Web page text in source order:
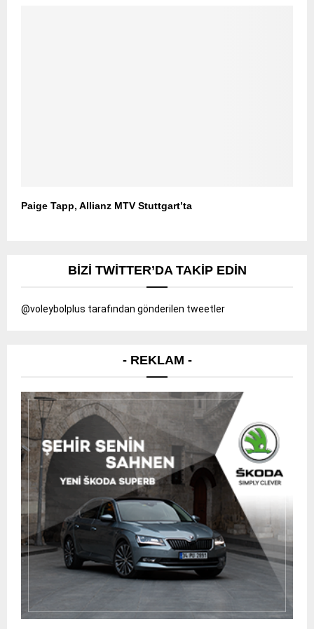
Paige Tapp, Allianz MTV Stuttgart’ta
BIZI TWITTER’DA TAKIP EDIN
@voleybolplus tarafından gönderilen tweetler
- REKLAM -